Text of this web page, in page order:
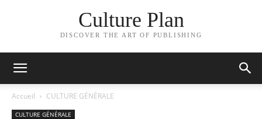
Culture Plan
DISCOVER THE ART OF PUBLISHING
Accueil CULTURE GÉNÉRALE
CULTURE GÉNÉRALE